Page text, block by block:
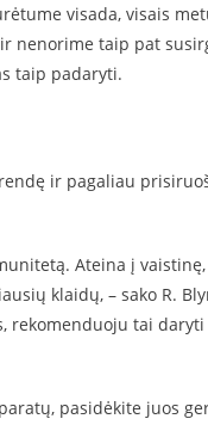
visada, visais
nenorime taip pat
taip padaryti.
ir pagaliau
Ateina į
klaidų, – sako R.
tai
pasidėkite juos